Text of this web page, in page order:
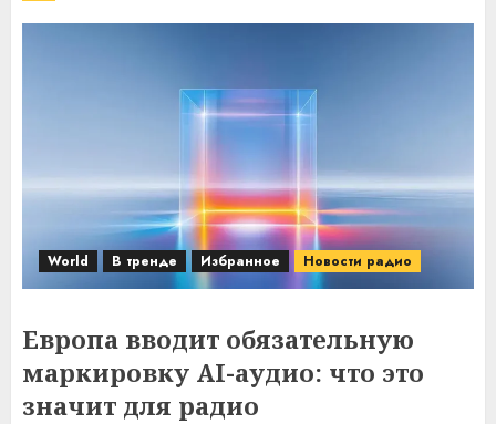
World В тренде Избранное Новости радио
Европа вводит обязательную
маркировку AI-аудио: что это
значит для радио